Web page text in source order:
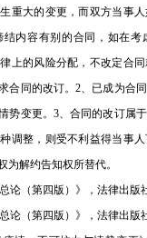
重大的变更，而双方当事
内容有别的合同，如在考
上的风险分配，不改定合
合同的改订。2、已成为合
势变更。3、合同的改订属
调整，则受不利益得当事
为解约告知权所替代。
论（第四版）》，法律出版
论（第四版）》，法律出版